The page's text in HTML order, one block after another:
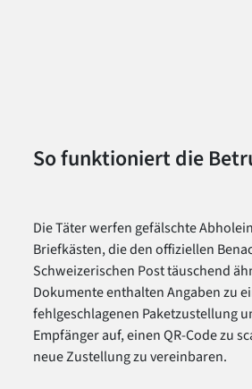
So funktioniert die
Die Täter werfen gefälschte
Briefkästen, die den offiziellen
Schweizerischen Post täuschend
Dokumente enthalten Angaben zu
fehlgeschlagenen Paketzustellung
Empfänger auf, einen QR-Code zu
neue Zustellung zu vereinbaren.